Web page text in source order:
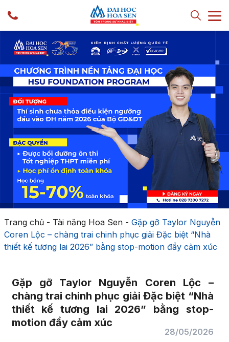
Trang chủ- Tài năng Hoa Sen- Gặp gỡ Taylor Nguyễn
Coren Lộc – chàng trai chinh phục giải Đặc biệt “Nhà
thiết kế tương lai 2026” bằng stop-motion đầy cảm xúc
Gặp gỡ Taylor Nguyễn Coren Lộc –
chàng trai chinh phục giải Đặc biệt “Nhà
thiết kế tương lai 2026” bằng stop-
motion đầy cảm xúc
28/05/2026